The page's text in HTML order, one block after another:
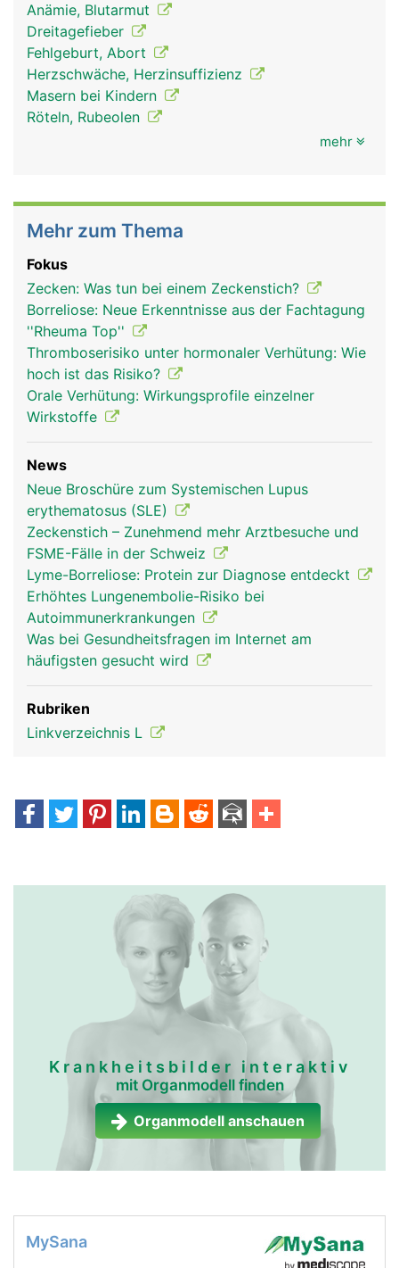
Anämie, Blutarmut
Dreitagefieber
Fehlgeburt, Abort
Herzschwäche, Herzinsuffizienz
Masern bei Kindern
Röteln, Rubeolen
mehr
Mehr zum Thema
Fokus
Zecken: Was tun bei einem Zeckenstich?
Borreliose: Neue Erkenntnisse aus der Fachtagung
''Rheuma Top''
Thromboserisiko unter hormonaler Verhütung: Wie
hoch ist das Risiko?
Orale Verhütung: Wirkungsprofile einzelner
Wirkstoffe
News
Neue Broschüre zum Systemischen Lupus
erythematosus (SLE)
Zeckenstich – Zunehmend mehr Arztbesuche und
FSME-Fälle in der Schweiz
Lyme-Borreliose: Protein zur Diagnose entdeckt
Erhöhtes Lungenembolie-Risiko bei
Autoimmunerkrankungen
Was bei Gesundheitsfragen im Internet am
häufigsten gesucht wird
Rubriken
Linkverzeichnis L
Krankheitsbilder interaktiv
mit Organmodell finden
Organmodell anschauen
MySana